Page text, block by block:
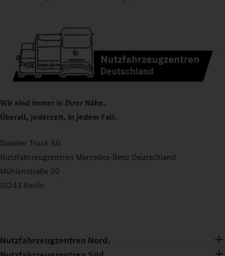
Wir sind immer in Ihrer Nähe.
Überall, jederzeit, in jedem Fall.
Daimler Truck AG
Nutzfahrzeugzentren Mercedes-Benz Deutschland
Mühlenstraße 30
10243 Berlin
Nutzfahrzeugzentren Nord.